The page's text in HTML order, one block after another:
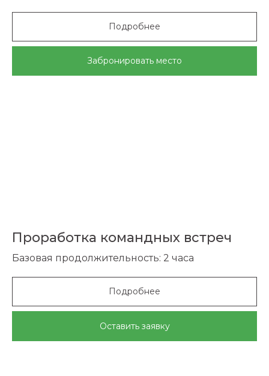
Подробнее
Забронировать место
Проработка командных встреч
Базовая продолжительность: 2 часа
Подробнее
Оставить заявку